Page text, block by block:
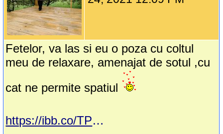
Fetelor, va las si eu o poza cu coltul
meu de relaxare, amenajat de sotul ,cu
cat ne permite spatiul
https://ibb.co/TPVcBHy